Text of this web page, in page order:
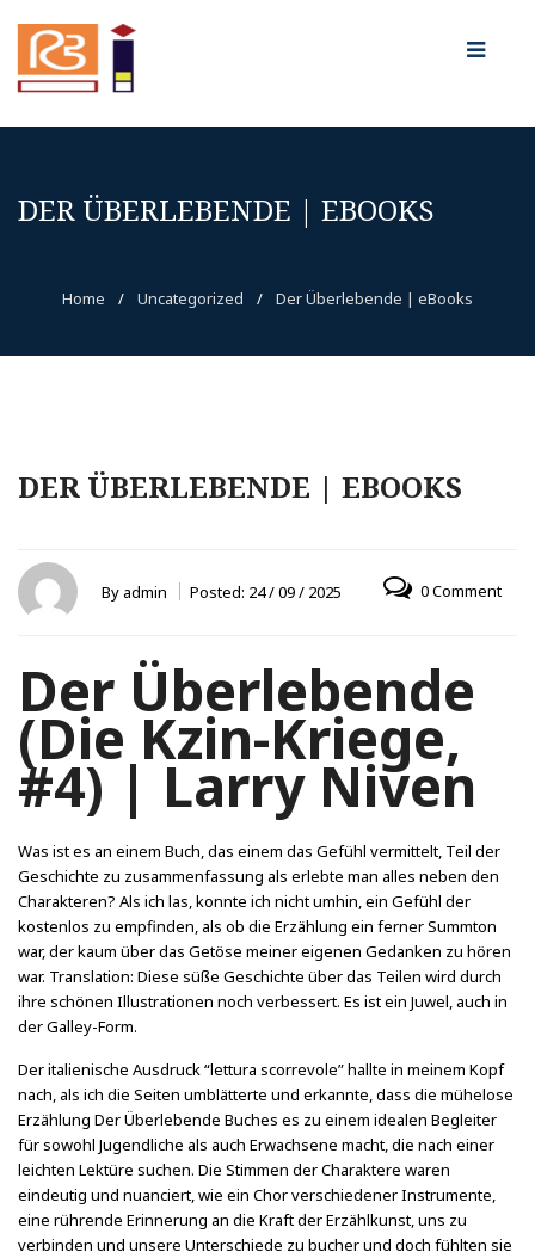
DER ÜBERLEBENDE | EBOOKS
Home / Uncategorized / Der Überlebende | eBooks
DER ÜBERLEBENDE | EBOOKS
By admin Posted: 24 / 09 / 2025 0 Comment
Der Überlebende
(Die Kzin-Kriege,
#4) | Larry Niven
Was ist es an einem Buch, das einem das Gefühl vermittelt, Teil der
Geschichte zu zusammenfassung als erlebte man alles neben den
Charakteren? Als ich las, konnte ich nicht umhin, ein Gefühl der
kostenlos zu empfinden, als ob die Erzählung ein ferner Summton
war, der kaum über das Getöse meiner eigenen Gedanken zu hören
war. Translation: Diese süße Geschichte über das Teilen wird durch
ihre schönen Illustrationen noch verbessert. Es ist ein Juwel, auch in
der Galley-Form.
Der italienische Ausdruck “lettura scorrevole” hallte in meinem Kopf
nach, als ich die Seiten umblätterte und erkannte, dass die mühelose
Erzählung Der Überlebende Buches es zu einem idealen Begleiter
für sowohl Jugendliche als auch Erwachsene macht, die nach einer
leichten Lektüre suchen. Die Stimmen der Charaktere waren
eindeutig und nuanciert, wie ein Chor verschiedener Instrumente,
eine rührende Erinnerung an die Kraft der Erzählkunst, uns zu
verbinden und unsere Unterschiede zu bucher und doch fühlten sie